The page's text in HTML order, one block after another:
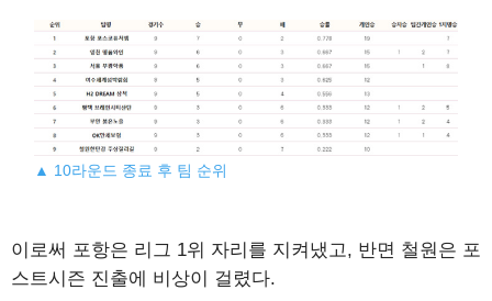
▲ 10라운드 종료 후 팀 순위
이로써 포항은 리그 1위 자리를 지켜냈고, 반면 철원은 포
스트시즌 진출에 비상이 걸렸다.